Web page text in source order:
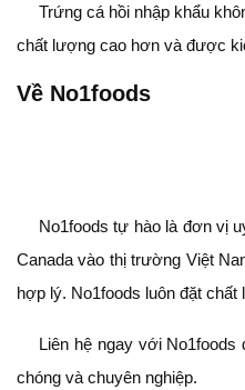
Trứng cá hồi nhập khẩu
chất lượng cao hơn và được
Về No1foods
No1foods tự hào là đơn vị
Canada vào thị trường Việt
hợp lý. No1foods luôn đặt
Liên hệ ngay với No1foods
chóng và chuyên nghiệp.